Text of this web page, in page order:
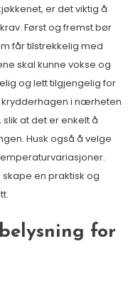
er det viktig å
Først og fremst bør
får tilstrekkelig med
skal kunne vokse og
og lett tilgjengelig for
krydderhagen i nærheten
at det er enkelt å
Husk også å velge
en praktisk og
for